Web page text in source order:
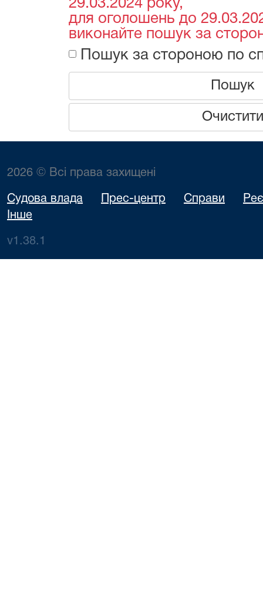
29.03.2024 року,
для оголошень до
виконайте пошук за
Пошук за стороною по
Пошук
Очистити
2026 © Всі права захищені
Судова влада Прес-центр Справи
Інше
v1.38.1